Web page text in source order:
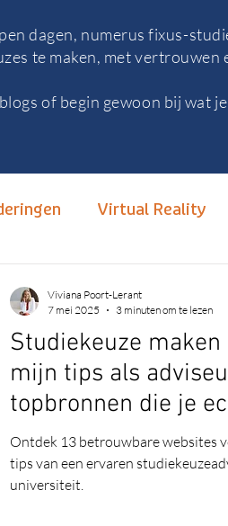
dagen, numerus fixus-
te maken, met vertrouwen
of begin gewoon bij wat
Virtual Reality
Numerus
Studiekeuze
mijn tips als
topbronnen die je
kennen
Ontdek 13 betrouwbare websites
tips van een ervaren
universiteit.
Viviana Poort-Lerant
7 mei 2025
3 minuten om te lezen